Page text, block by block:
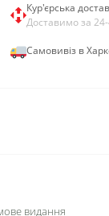
Кур'єрська
Доставимо за
Самовивіз в
видання